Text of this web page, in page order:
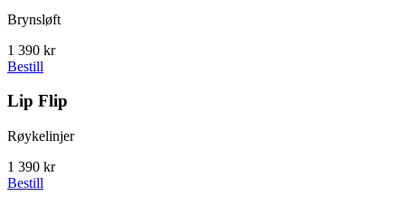
Brynsløft
1 390 kr
Bestill
Lip Flip
Røykelinjer
1 390 kr
Bestill